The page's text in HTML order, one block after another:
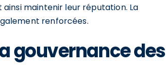
maintenir leur réputation. La
renforcées.
gouvernance des